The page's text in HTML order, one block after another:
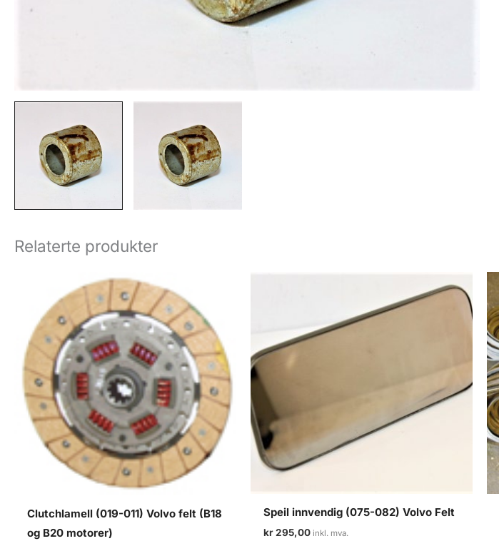
Relaterte produkter
Clutchlamell (019-011) Volvo felt (B18
og B20 motorer)
Speil innvendig (075-082) Volvo Felt
kr295,00